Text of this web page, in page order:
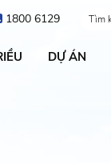
1800 6129
DỰ ÁN